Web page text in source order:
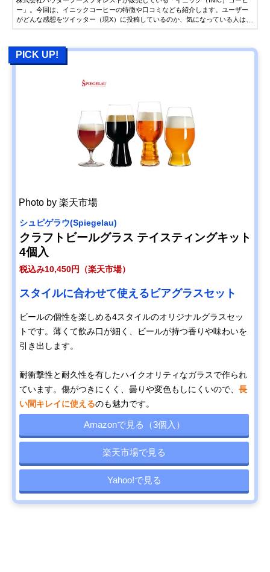
ー」。今回は、イニックコーヒーの特徴や口コミなども紹介します。ユーザー
がどんな感想をツイッター（現X）に投稿しているのか、気になっている人は、
PICK UP!
Photo by 楽天市場
シュピゲラウ(Spiegelau)
クラフトビールグラス テイスティングキット
4個入
税込み10,450円（楽天市場）
スタイルに合わせて使えるビアグラスセット
ビールの個性を楽しめる4スタイルのオリジナルグラスセッ
トです。薄くて飲み口が細く、ビールが持つ香りや味わいを
引き出します。
耐衝撃性と耐久性を有したハイクオリティなガラスで作られ
ています。傷がつきにくく、曇りや変色もしにくいので、 長
い間キレイに使えるのも魅力です。
Amazonで見る（3個入）
楽天市場で見る
Yahoo!で見る